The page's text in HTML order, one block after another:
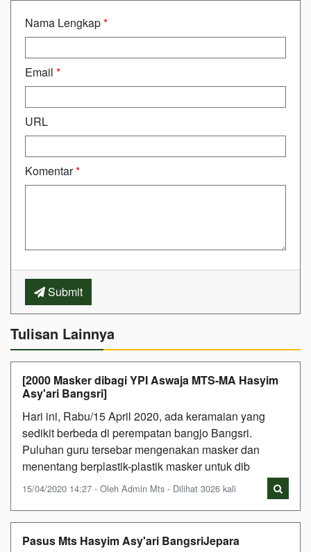
Nama Lengkap*
Email *
URL
Komentar*
Submit
Tulisan Lainnya
[2000 Masker dibagi YPI Aswaja MTS-MA Hasyim
Asy'ari Bangsri]
Hari ini, Rabu/15 April 2020, ada keramaian yang
sedikit berbeda di perempatan bangjo Bangsri.
Puluhan guru tersebar mengenakan masker dan
menentang berplastik-plastik masker untuk dib
15/04/2020 14:27 - Oleh Admin Mts - Dilihat 3026 kali
Pasus Mts Hasyim Asy'ari BangsriJepara